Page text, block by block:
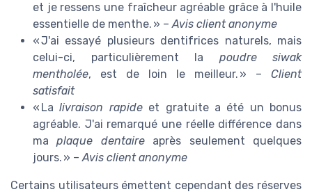
et je ressens une fraîcheur agréable grâce à l'huile
essentielle de menthe. » – Avis client anonyme
« J'ai essayé plusieurs dentifrices naturels, mais
celui-ci, particulièrement la poudre siwak
mentholée, est de loin le meilleur. » – Client
satisfait
« Lalivraison rapideet gratuite a été un bonus
agréable. J'ai remarqué une réelle différence dans
maplaque dentaireaprès seulement quelques
jours. » – Avis client anonyme
Certains utilisateurs émettent cependant des réserves